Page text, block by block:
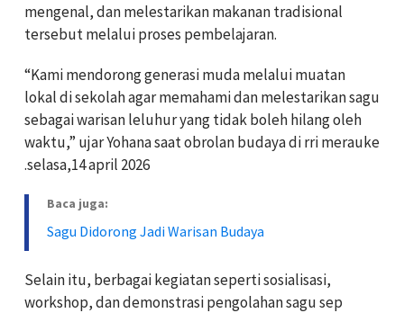
mengenal, dan melestarikan makanan tradisional
tersebut melalui proses pembelajaran.
“Kami mendorong generasi muda melalui muatan
lokal di sekolah agar memahami dan melestarikan sagu
sebagai warisan leluhur yang tidak boleh hilang oleh
waktu,” ujar Yohana saat obrolan budaya di rri merauke
.selasa,14 april 2026
Baca juga:
Sagu Didorong Jadi Warisan Budaya
Selain itu, berbagai kegiatan seperti sosialisasi,
workshop, dan demonstrasi pengolahan sagu sep